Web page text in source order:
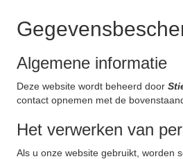
Algemene informatie
Deze website wordt beheerd door
contact opnemen met de
Het verwerken van
Als u onze website gebruikt, worden